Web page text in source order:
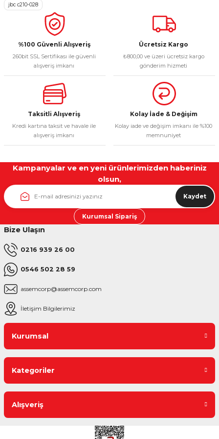
Ürün açıklamasında eksik bilgiler bulunuyor.
Ürün bilgilerinde hatalar bulunuyor.
Ürün fiyatı diğer sitelerden daha pahalı.
Bu ürüne benzer farklı alternatifler olmalı.
jbc c210-028
%100 Güvenli Alışveriş
260bit SSL Sertifikası ile güvenli
alışveriş imkanı
Ücretsiz Kargo
₺800,00 ve üzeri ücretsiz kargo
gönderim hizmeti
Taksitli Alışveriş
Kredi kartına taksit ve havale ile
alışveriş imkanı
Kolay İade & Değişim
Kolay iade ve değişim imkanı ile %100
memnuniyet
Kampanyalar ve en yeni ürünlerimizden haberiniz
olsun,
Kaydet
Kurumsal Sipariş
Bize Ulaşın
0216 939 26 00
0546 502 28 59
assemcorp@assemcorp.com
İletişim Bilgilerimiz
Kurumsal
Kategoriler
Alışveriş